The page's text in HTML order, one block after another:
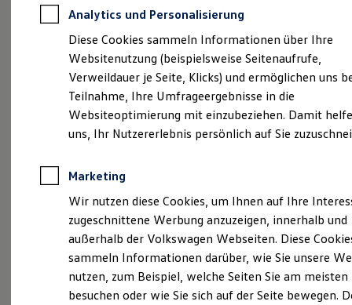
Autokredit mit Schlussrate
Versicherungen und Garantien
Kfz-Versicherung
Restschuldversicherungen
Garantien
Wartungsverträge
Geschäftskunden
Professional Class bei Volkswagen
Großkunden
Behörden
Anpfiff zum Gewinn
Elektroautos
ID. Tutorials
Elektrofahrzeugkonzepte
Reichweite
Reichweite der ID. Modelle
Reichweite im Winter
(Impressum & Rechtliches)
Analytics und Personalisierung
Diese Cookies sammeln Informationen über Ihre
Websitenutzung (beispielsweise Seitenaufrufe,
Verweildauer je Seite, Klicks) und ermöglichen uns
Teilnahme, Ihre Umfrageergebnisse in die
Websiteoptimierung mit einzubeziehen. Damit
uns, Ihr Nutzererlebnis persönlich auf Sie
Marketing
Wir nutzen diese Cookies, um Ihnen auf Ihre
zugeschnittene Werbung anzuzeigen, innerhalb und
außerhalb der Volkswagen Webseiten. Diese
sammeln Informationen darüber, wie Sie unsere
nutzen, zum Beispiel, welche Seiten Sie am meisten
besuchen oder wie Sie sich auf der Seite bewegen.